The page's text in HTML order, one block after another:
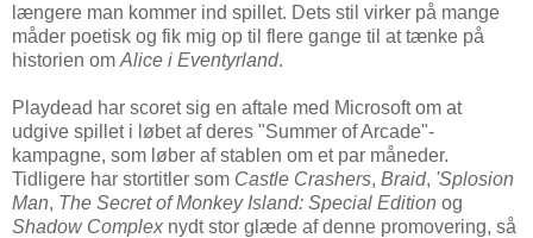
længere man kommer ind spillet. Dets stil virker på mange
måder poetisk og fik mig op til flere gange til at tænke på
historien om Alice i Eventyrland.
Playdead har scoret sig en aftale med Microsoft om at
udgive spillet i løbet af deres "Summer of Arcade"-
kampagne, som løber af stablen om et par måneder.
Tidligere har stortitler som Castle Crashers, Braid, 'Splosion
Man, The Secret of Monkey Island: Special Edition og
Shadow Complex nydt stor glæde af denne promovering, så